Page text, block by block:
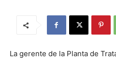
La gerente de la Planta de